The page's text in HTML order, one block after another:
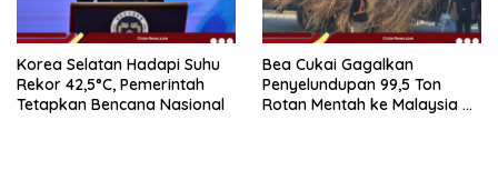
Korea Selatan Hadapi Suhu
Rekor 42,5°C, Pemerintah
Tetapkan Bencana Nasional
Bea Cukai Gagalkan
Penyelundupan 99,5 Ton
Rotan Mentah ke Malaysia di